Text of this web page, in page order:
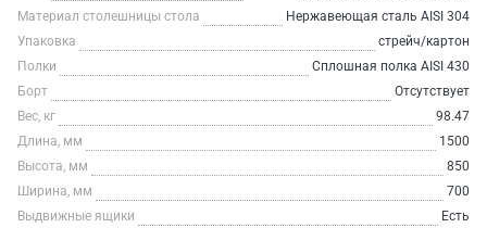
Материал столешницы стола
Нержавеющая сталь AISI 304
Упаковка
стрейч/картон
Полки
Сплошная полка AISI 430
Борт
Отсутствует
Вес, кг
98.47
Длина, мм
1500
Высота, мм
850
Ширина, мм
700
Выдвижные ящики
Есть